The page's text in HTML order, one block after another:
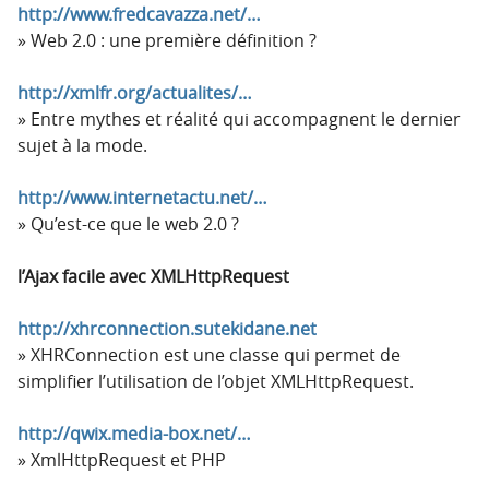
http://www.fredcavazza.net/…
Web 2.0 : une première définition ?
http://xmlfr.org/actualites/…
Entre mythes et réalité qui accompagnent le dernier
sujet à la mode.
http://www.internetactu.net/…
Qu’est-ce que le web 2.0 ?
l’Ajax facile avec XMLHttpRequest
http://xhrconnection.sutekidane.net
XHRConnection est une classe qui permet de
simplifier l’utilisation de l’objet XMLHttpRequest.
http://qwix.media-box.net/…
XmlHttpRequest et PHP